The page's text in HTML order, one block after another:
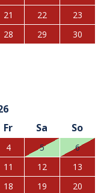
21 22
23
28 29
30
Fr Sa So
4 5
6
11 12
13
18 19
20